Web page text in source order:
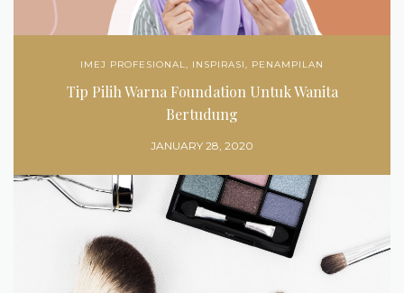
IMEJ PROFESIONAL, INSPIRASI, PENAMPILAN
Tip Pilih Warna Foundation Untuk Wanita
Bertudung
JANUARY 28, 2020